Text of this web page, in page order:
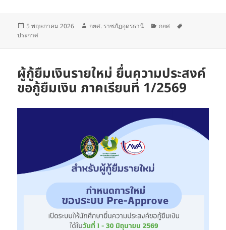
เขียน
เมื่อ
5 พฤษภาคม 2026
ผู้
กยศ. ราชภัฏอุดรธานี
หมวด
กยศ
ประกาศ
ผู้กู้ยืมเงินรายใหม่ ยื่นความประสงค์
ขอกู้ยืมเงิน ภาคเรียนที่ 1/2569